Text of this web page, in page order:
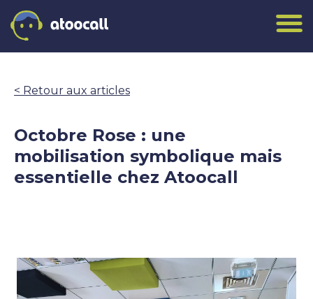
< Retour aux articles
Octobre Rose : une
mobilisation symbolique mais
essentielle chez Atoocall